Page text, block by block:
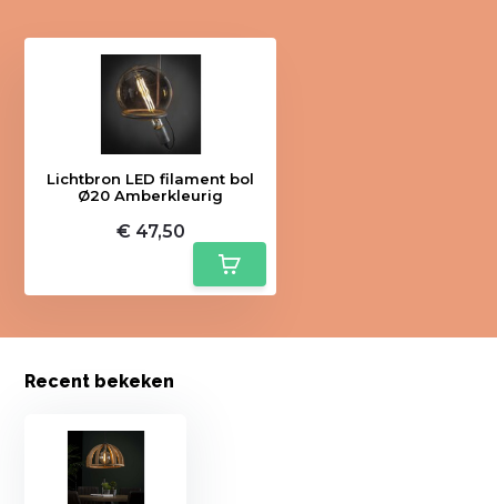
Lichtbron LED filament bol
Ø20 Amberkleurig
€ 47,50
Recent bekeken